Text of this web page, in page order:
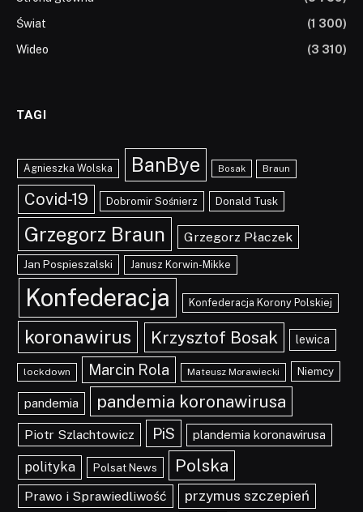
Świat
(1 300)
Wideo
(3 310)
TAGI
Agnieszka Wolska BanBye Bosak Braun
Covid-19 Dobromir Sośnierz Donald Tusk
Grzegorz Braun Grzegorz Płaczek
Jan Pospieszalski Janusz Korwin-Mikke
Konfederacja Konfederacja Korony Polskiej
koronawirus Krzysztof Bosak lewica
lockdown Marcin Rola Mateusz Morawiecki Niemcy
pandemia pandemia koronawirusa
Piotr Szlachtowicz PiS plandemia koronawirusa
polityka Polsat News Polska
Prawo i Sprawiedliwość przymus szczepień